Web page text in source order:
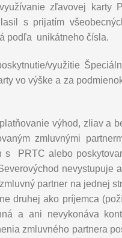
zľavovej karty
s prijatím
podľa unikátneho čísla.
využitie
vo výške a za
výhod, zliav a
zmluvnými
PRTC alebo
nevystupuje
partner na jednej
druhej ako príjemca
a ani nevykonáva
zmluvného partnera